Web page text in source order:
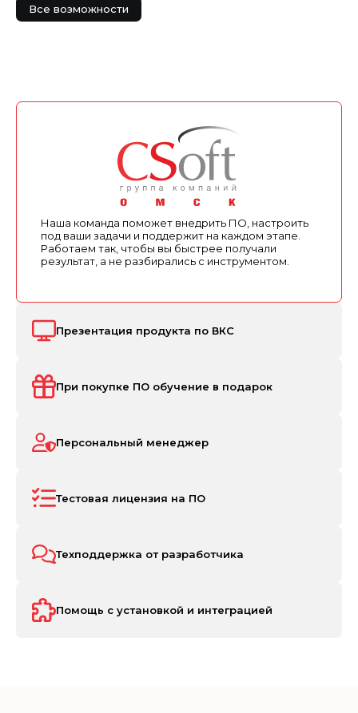
Все возможности
Наша команда поможет внедрить ПО, настроить
под ваши задачи и поддержит на каждом этапе.
Работаем так, чтобы вы быстрее получали
результат, а не разбирались с инструментом.
Презентация продукта по ВКС
При покупке ПО обучение в подарок
Персональный менеджер
Тестовая лицензия на ПО
Техподдержка от разработчика
Помощь с установкой и интеграцией